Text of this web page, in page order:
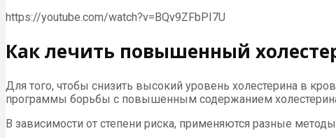
https://youtube.com/watch?v=BQv9ZFbPI7U
Как лечить повышенный
Для того, чтобы снизить высокий уровень холестерина в
программы борьбы с повышенным содержанием
В зависимости от степени риска, применяются разные